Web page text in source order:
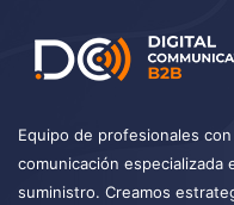
Equipo de profesionales
comunicación especializada
suministro. Creamos